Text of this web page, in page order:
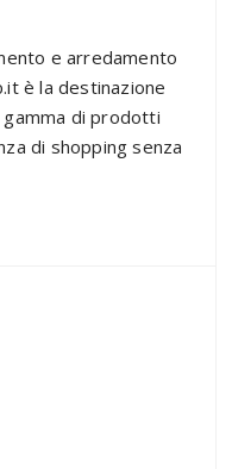
e arredamento
è la destinazione
gamma di prodotti
di shopping senza